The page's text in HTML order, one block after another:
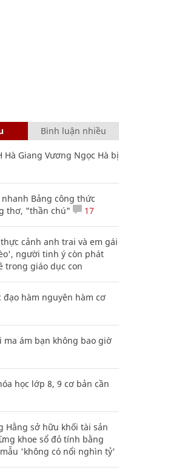
Bình luận nhiều
Hà Giang Vương Ngọc Hà bị
nhanh Bảng công thức
thơ, "thần chú"
17
cảnh anh trai và em gái
người tinh ý còn phát
trong giáo dục con
đạo hàm nguyên hàm cơ
ma ám bạn không bao giờ
học lớp 8, 9 cơ bản cần
Hằng sở hữu khối tài sản
khoe sổ đỏ tính bằng
'không có nổi nghìn tỷ'